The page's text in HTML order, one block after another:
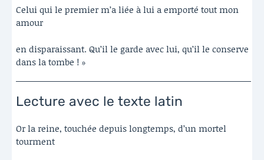
Celui qui le premier m’a liée à lui a emporté tout mon
amour
en disparaissant. Qu’il le garde avec lui, qu’il le conserve
dans la tombe ! »
Lecture avec le texte latin
Or la reine, touchée depuis longtemps, d’un mortel
tourment